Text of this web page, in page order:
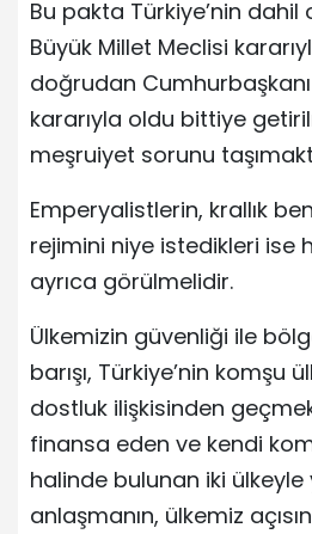
Bu pakta Türkiye’nin dahil
Büyük Millet Meclisi
doğrudan Cumhurbaşkanı
kararıyla oldu bittiye
meşruiyet sorunu
Emperyalistlerin, krallık
rejimini niye istedikleri ise
ayrıca görülmelidir.
Ülkemizin güvenliği ile
barışı, Türkiye’nin komşu
dostluk ilişkisinden
finansa eden ve kendi
halinde bulunan iki ülkeyle
anlaşmanın, ülkemiz